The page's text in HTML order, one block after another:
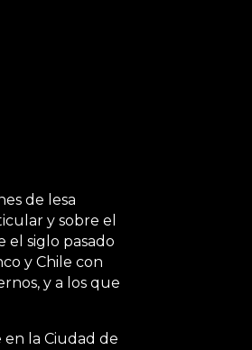
de lesa
y sobre el
el siglo pasado
y Chile con
y a los que
la Ciudad de